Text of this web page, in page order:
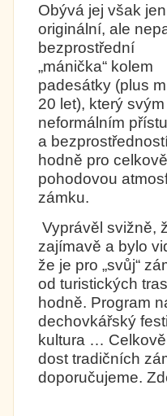
Obývá jej však
originální, ale
bezprostřední
„mánička“ kolem
padesátky (plus
20 let), který svým
neformálním
a
hodně pro celkově
pohodovou
zámku.
Vyprávěl svižně,
zajímavě a bylo
že je pro „svůj“
od turistických
hodně. Program
dechovkářský
kultura …
dost tradičních
doporučujeme.